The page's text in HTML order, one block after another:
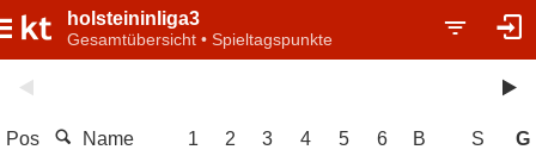
holsteininliga3
Gesamtübersicht • Spieltagspunkte
Pos Name 1 2 3 4 5 6 B S G